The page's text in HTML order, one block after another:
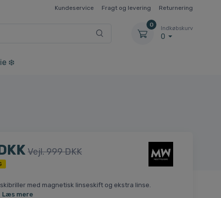
Kundeservice Fragt og levering Returnering
0
Indkøbskurv
0
❄️
Vejl. 999 DKK
med magnetisk linseskift og ekstra linse.
Læs mere